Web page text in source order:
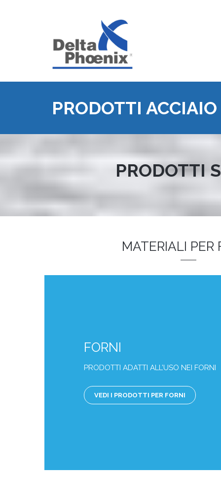
PRODOTTI ACCIAIO
PRODOTTI
MATERIALI PER
FORNI
PRODOTTI ADATTI ALL’USO NEI FORNI
VEDI I PRODOTTI PER FORNI